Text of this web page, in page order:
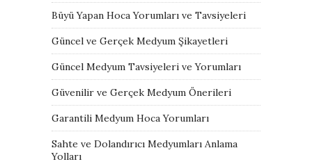
Büyü Yapan Hoca Yorumları ve Tavsiyeleri
Güncel ve Gerçek Medyum Şikayetleri
Güncel Medyum Tavsiyeleri ve Yorumları
Güvenilir ve Gerçek Medyum Önerileri
Garantili Medyum Hoca Yorumları
Sahte ve Dolandırıcı Medyumları Anlama
Yolları